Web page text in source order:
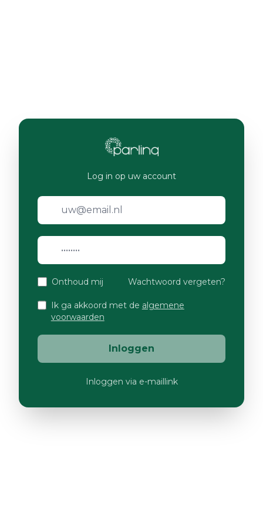
Log in op uw account
Onthoud mij Wachtwoord vergeten?
Ik ga akkoord met de algemene
voorwaarden
Inloggen
Inloggen via e-maillink